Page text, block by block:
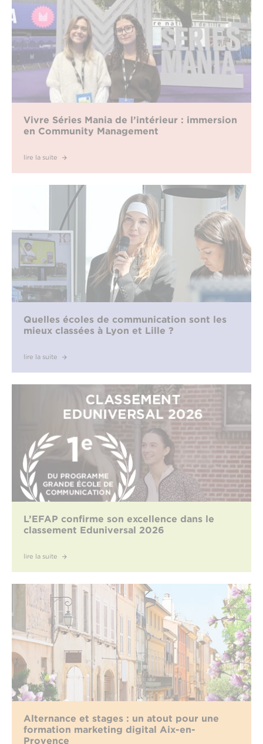
Vivre Séries Mania de l’intérieur : immersion
en Community Management
lire la suite
Quelles écoles de communication sont les
mieux classées à Lyon et Lille ?
lire la suite
L’EFAP confirme son excellence dans le
classement Eduniversal 2026
lire la suite
Alternance et stages : un atout pour une
formation marketing digital Aix-en-
Provence